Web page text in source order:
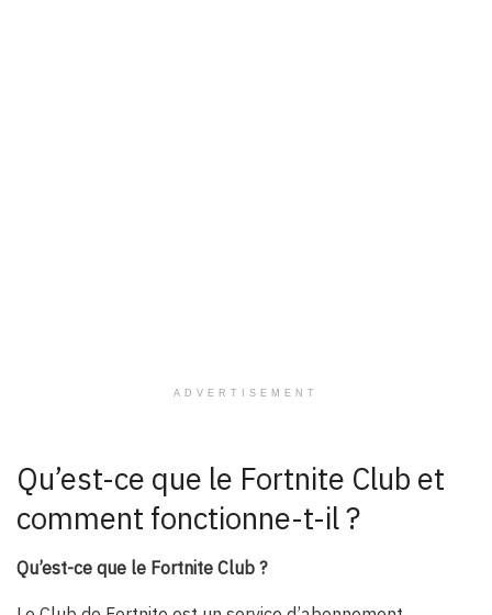
ADVERTISEMENT
Qu’est-ce que le Fortnite Club et
comment fonctionne-t-il ?
Qu’est-ce que le Fortnite Club ?